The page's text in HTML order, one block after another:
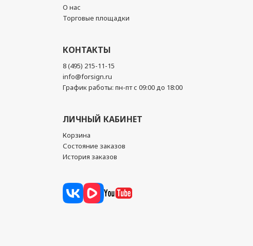
О нас
Торговые площадки
КОНТАКТЫ
8 (495) 215-11-15
info@forsign.ru
График работы: пн-пт с 09:00 до 18:00
ЛИЧНЫЙ КАБИНЕТ
Корзина
Состояние заказов
История заказов